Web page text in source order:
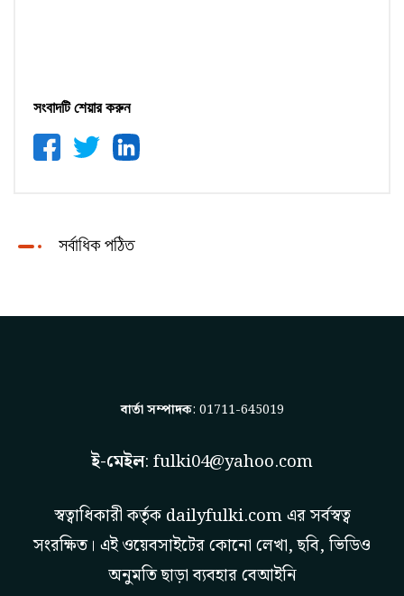
সংবাদটি শেয়ার করুন
সর্বাধিক পঠিত
বার্তা সম্পাদক: 01711-645019
ই-মেইল: fulki04@yahoo.com
স্বত্বাধিকারী কর্তৃক dailyfulki.comএর সর্বস্বত্ব
সংরক্ষিত। এই ওয়েবসাইটের কোনো লেখা, ছবি, ভিডিও
অনুমতি ছাড়া ব্যবহার বেআইনি